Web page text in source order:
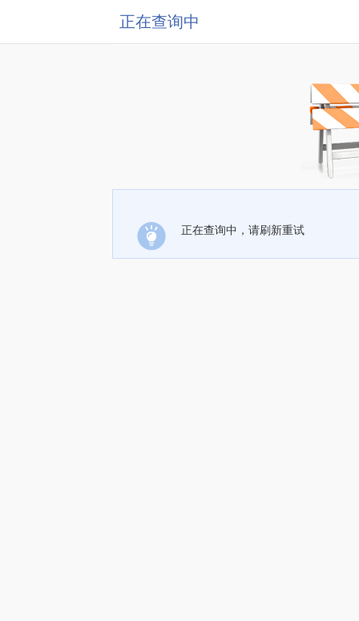
正在查询中
正在查询中，请刷新重试